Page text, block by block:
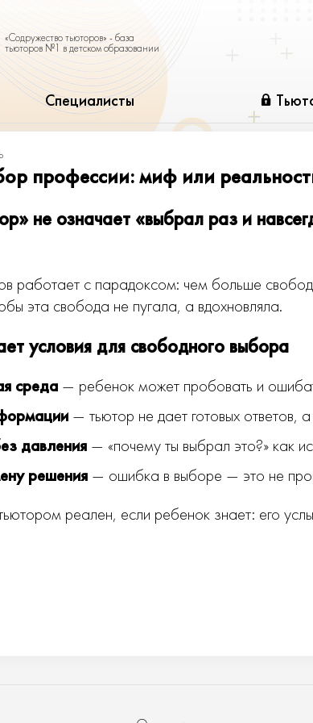
«Содружество тьюторов» - база
тьюторов №1 в детском образовании
Специалисты
профессии: миф или
не означает «выбрал раз и
работает с парадоксом: чем больше
эта свобода не пугала, а вдохновляла.
условия для свободного выбора
среда — ребенок может пробовать и
— тьютор не дает готовых ответов,
давления — «почему ты выбрал это?» как
решения — ошибка в выборе — это не
реален, если ребенок знает: его